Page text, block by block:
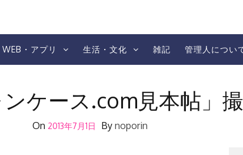
WEB・アプリ 生活・文化 雑記 管理人につい
ンケース.com見本帖」
On 2013年7月1日 By noporin